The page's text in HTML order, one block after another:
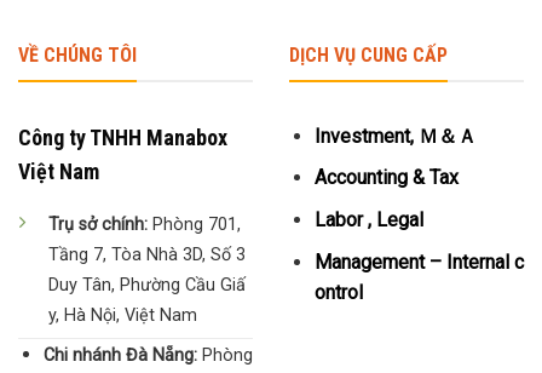
VỀ CHÚNG TÔI
Công ty TNHH Manabox
Việt Nam
Trụ sở chính: Phòng 701,
Tầng 7, Tòa Nhà 3D, Số 3
Duy Tân, Phường Cầu Giấ
y, Hà Nội, Việt Nam
Chi nhánh Đà Nẵng:Phòng
DỊCH VỤ CUNG CẤP
Investment, Ｍ＆Ａ
Accounting & Tax
Labor , Legal
Management – Internal c
ontrol